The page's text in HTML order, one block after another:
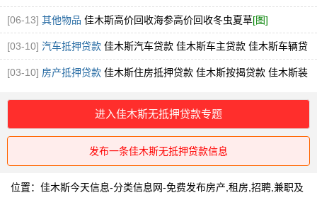
[06-13] 其他物品 佳木斯高价回收海参高价回收冬虫夏草[图]
[03-10] 汽车抵押贷款 佳木斯汽车贷款 佳木斯车主贷款 佳木斯车辆贷
款 佳木斯汽车押[图]
[03-10] 房产抵押贷款 佳木斯住房抵押贷款 佳木斯按揭贷款 佳木斯装
修贷款 佳木斯商[图]
进入佳木斯无抵押贷款专题
发布一条佳木斯无抵押贷款信息
位置： 佳木斯今天信息-分类信息网-免费发布房产,租房,招聘,兼职及